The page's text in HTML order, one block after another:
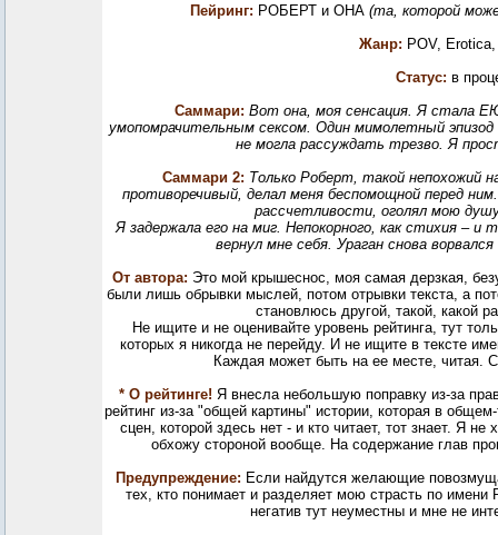
Пейринг: РОБЕРТ и ОНА (та, которой
Жанр: POV,
Статус: в
Саммари: Вот она, моя сенсация. Я стала
умопомрачительным сексом. Один мимолетный эпизод
не могла рассуждать трезво. Я
Саммари 2: Только Роберт, такой непохожий
противоречивый, делал меня беспомощной перед
рассчетливости, оголял мою
Я задержала его на миг. Непокорного, как стихия – и
вернул мне себя. Ураган снова
От автора: Это мой крышеснос, моя самая дерзкая,
были лишь обрывки мыслей, потом отрывки текста, а
становлюсь другой, такой, какой
Не ищите и не оценивайте уровень рейтинга, тут
которых я никогда не перейду. И не ищите в тексте
Каждая может быть на ее месте, читая.
* О рейтинге! Я внесла небольшую поправку из-за
рейтинг из-за "общей картины" истории, которая в
сцен, которой здесь нет - и кто читает, тот знает. Я
обхожу стороной вообще. На содержание глав
Предупреждение: Если найдутся желающие
тех, кто понимает и разделяет мою страсть по имени
негатив тут неуместны и мне не